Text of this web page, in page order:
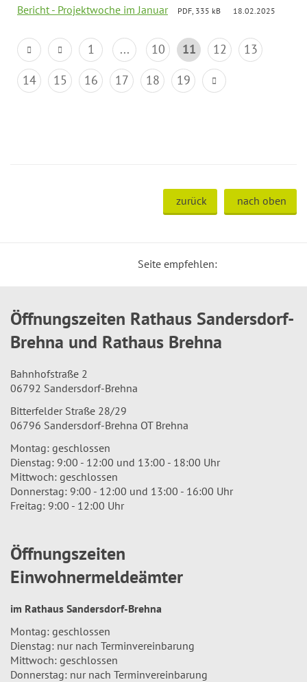
Bericht - Projektwoche im Januar PDF, 335 kB 18.02.2025
1 ... 10 11 12
13
14
15 16 17 18 19
zurück nach oben
Seite empfehlen:
Öffnungszeiten Rathaus Sandersdorf-
Brehna und Rathaus Brehna
Bahnhofstraße 2
06792 Sandersdorf-Brehna
Bitterfelder Straße 28/29
06796 Sandersdorf-Brehna OT Brehna
Montag: geschlossen
Dienstag: 9:00 - 12:00 und 13:00 - 18:00 Uhr
Mittwoch: geschlossen
Donnerstag: 9:00 - 12:00 und 13:00 - 16:00 Uhr
Freitag: 9:00 - 12:00 Uhr
Öffnungszeiten
Einwohnermeldeämter
im Rathaus Sandersdorf-Brehna
Montag: geschlossen
Dienstag: nur nach Terminvereinbarung
Mittwoch: geschlossen
Donnerstag: nur nach Terminvereinbarung